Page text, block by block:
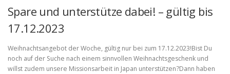
Spare und unterstütze dabei! – gültig bis
17.12.2023
Weihnachtsangebot der Woche, gültig nur bei zum 17.12.2023!Bist Du
noch auf der Suche nach einem sinnvollen Weihnachtsgeschenk und
willst zudem unsere Missionsarbeit in Japan unterstützen?Dann haben